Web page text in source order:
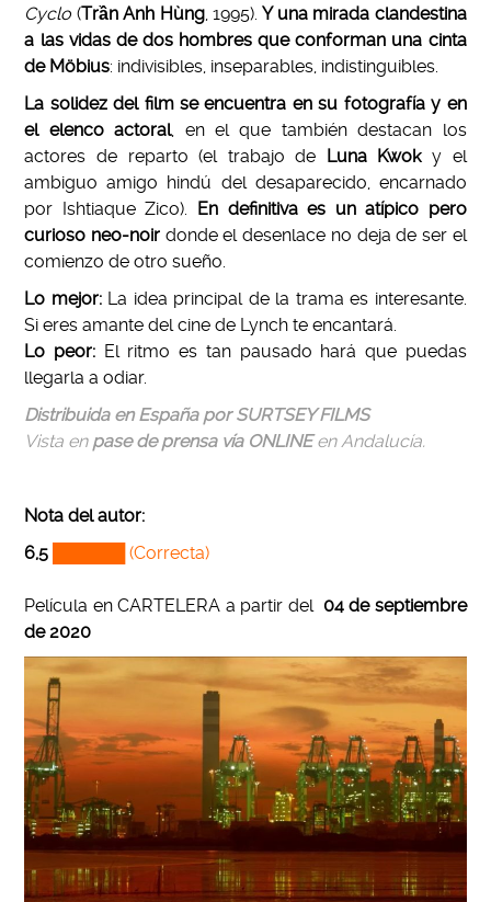
Cyclo (Trần Anh Hùng, 1995).Y una mirada clandestina
a las vidas de dos hombres que conforman una cinta
de Möbius: indivisibles, inseparables, indistinguibles.
La solidez del film se encuentra en su fotografía y en
el elenco actoral, en el que también destacan los
actores de reparto (el trabajo de
Luna Kwoky el
ambiguo amigo hindú del desaparecido, encarnado
por Ishtiaque Zico).
En definitiva es un atípico pero
curioso neo-noir donde el desenlace no deja de ser el
comienzo de otro sueño.
Lo mejor:La idea principal de la trama es interesante.
Si eres amante del cine de Lynch te encantará.
Lo peor: El ritmo es tan pausado hará que puedas
llegarla a odiar.
Distribuida en España por SURTSEY FILMS
Vista en pase de prensa vía ONLINE en Andalucía.
Nota del autor:
6,5
██████ (Correcta)
Película en CARTELERA a partir del04 de septiembre
de 2020